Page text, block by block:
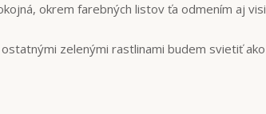
okrem farebných listov ťa odmením aj
zelenými rastlinami budem svietiť